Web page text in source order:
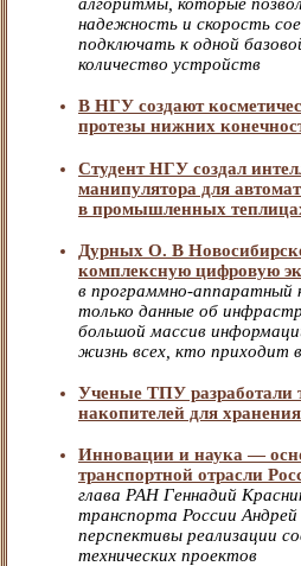
надежность и скорость
подключать к одной
количество устройств
В НГУ создают
протезы нижних
Студент НГУ создал
манипулятора для
в промышленных
Дурных О. В
комплексную цифровую
в программно-аппаратный
только данные об
большой массив
жизнь всех, кто приходит
Ученые ТПУ разработали
накопителей для
Инновации и наука —
транспортной отрасли
глава РАН Геннадий
транспорта России
перспективы реализации
технических проектов